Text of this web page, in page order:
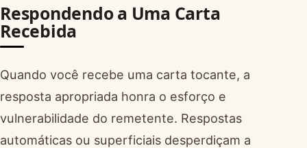
Respondendo a Uma Carta
Recebida
Quando você recebe uma carta tocante, a
resposta apropriada honra o esforço e
vulnerabilidade do remetente. Respostas
automáticas ou superficiais desperdiçam a